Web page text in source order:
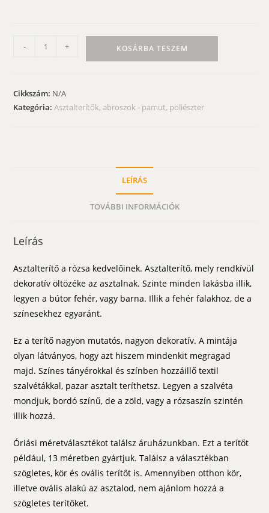
Asztalterítő
rózsái
garnitúra
- + KOSÁRBA TESZEM
Cikkszám: N/A
Kategória:Asztalterítők, abroszok - pamut, poliészter
LEÍRÁS
TOVÁBBI INFORMÁCIÓK
Leírás
Asztalterítő a rózsa kedvelőinek. Asztalterítő, mely rendkívül
dekoratív öltözéke az asztalnak. Szinte minden lakásba illik,
legyen a bútor fehér, vagy barna. Illik a fehér falakhoz, de a
színesekhez egyaránt.
Ez a terítő nagyon mutatós, nagyon dekoratív. A mintája
olyan látványos, hogy azt hiszem mindenkit megragad
majd. Színes tányérokkal és színben hozzáillő textil
szalvétákkal, pazar asztalt teríthetsz. Legyen a szalvéta
mondjuk, bordó színű, de a zöld, vagy a rózsaszín szintén
illik hozzá.
Óriási méretválasztékot találsz áruházunkban. Ezt a terítőt
például, 13 méretben gyártjuk. Találsz a választékban
szögletes, kör és ovális terítőt is. Amennyiben otthon kör,
illetve ovális alakú az asztalod, nem ajánlom hozzá a
szögletes terítőket.